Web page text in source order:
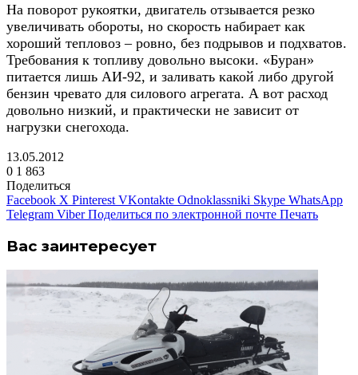
На поворот рукоятки, двигатель отзывается резко
увеличивать обороты, но скорость набирает как
хороший тепловоз – ровно, без подрывов и подхватов.
Требования к топливу довольно высоки. «Буран»
питается лишь АИ-92, и заливать какой либо другой
бензин чревато для силового агрегата. А вот расход
довольно низкий, и практически не зависит от
нагрузки снегохода.
13.05.2012
0 1 863
Поделиться
Facebook X Pinterest VKontakte Odnoklassniki Skype WhatsApp
Telegram Viber Поделиться по электронной почте Печать
Вас заинтересует